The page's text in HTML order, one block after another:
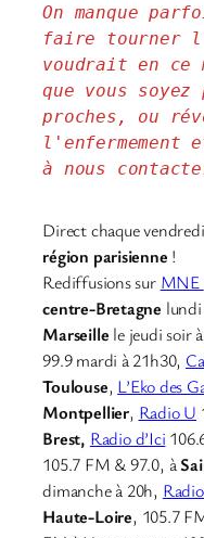
On manque
faire tourner
voudrait en ce
que vous
proches, ou
l'enfermement
à nous
Direct chaque
région parisienne !
Rediffusions sur MNE
centre-Bretagne lundi
Marseille le jeudi soir
99.9 mardi à 21h30,
Toulouse, L’Eko des
Montpellier, Radio U
Brest, Radio d’Ici
105.7 FM & 97.0, à
dimanche à 20h,
Haute-Loire, 105.7